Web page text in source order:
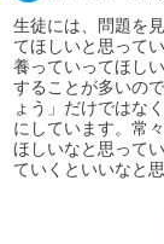
生徒には、問題を
てほしいと思って
養っていってほし
することが多いの
ょう」だけではな
にしています。常
ほしいなと思って
ていくといいなと